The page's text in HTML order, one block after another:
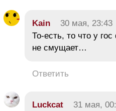
Kain 30 мая, 23:43
То-есть, то что у
не смущает…
Ответить
Luckcat 31 мая,